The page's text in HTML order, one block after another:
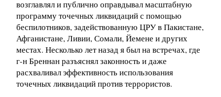
возглавлял и публично оправдывал масштабную
программу точечных ликвидаций с помощью
беспилотников, задействованную ЦРУ в Пакистане,
Афганистане, Ливии, Сомали, Йемене и других
местах. Несколько лет назад я был на встречах, где
г-н Бреннан разъяснял законность и даже
расхваливал эффективность использования
точечных ликвидаций против террористов.